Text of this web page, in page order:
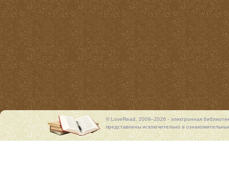
© LoveRead, 2009–2026 - электронная
представлены исключительно в